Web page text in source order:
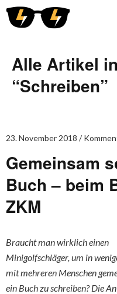
Alle Artikel
“Schreiben”
23. November 2018
Gemeinsam
Buch – beim
ZKM
Braucht man wirklich einen
Minigolfschläger, um in
mit mehreren Menschen
ein Buch zu schreiben? Die